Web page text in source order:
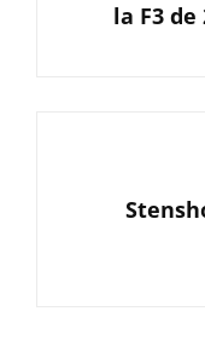
la F3 de